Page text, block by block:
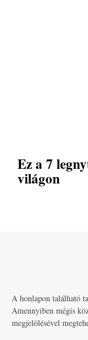
Ez a 7
világon
A honlapon található
Amennyiben mégis
megjelölésével